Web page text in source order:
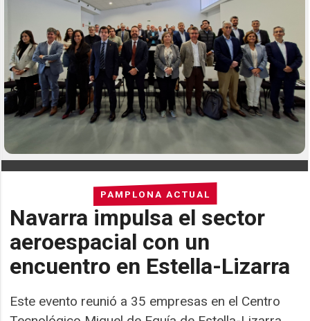
PAMPLONA ACTUAL
Navarra impulsa el sector
aeroespacial con un
encuentro en Estella-Lizarra
Este evento reunió a 35 empresas en el Centro